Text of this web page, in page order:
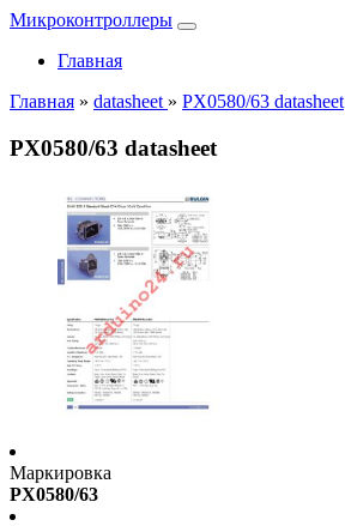
Микроконтроллеры
Главная
Главная » datasheet » PX0580/63 datasheet
PX0580/63 datasheet
Маркировка
PX0580/63